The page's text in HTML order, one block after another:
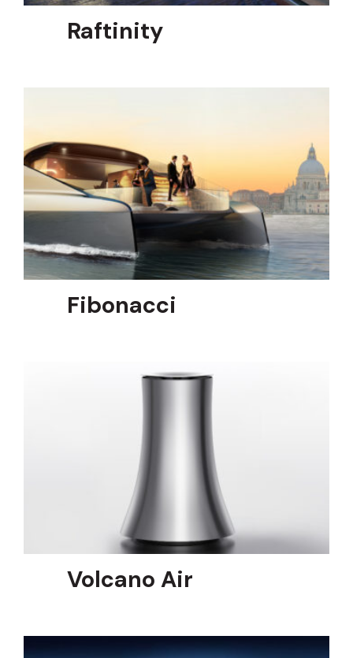
Raftinity
Fibonacci
Volcano Air